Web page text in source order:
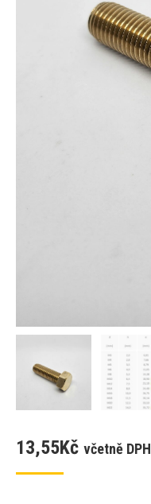
13,55Kč včetně DPH